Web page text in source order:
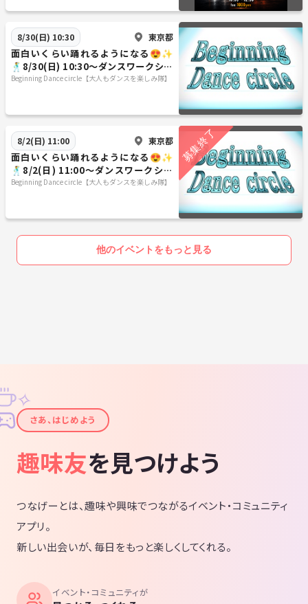
8/30(日) 10:30 東京都
面白いくらい踊れるようになる😍✨
🕺8/30(日) 10:30〜ダンスワークショ
ップ
Beginning Dance circle【大人もダンスを楽しみ隊】
8/2(日) 11:00 東京都
面白いくらい踊れるようになる😍✨
🕺8/2(日) 11:00〜ダンスワークショ
ップ
Beginning Dance circle【大人もダンスを楽しみ隊】
他のイベントをもっと見る
✦
✧
さあ、はじめよう
趣味友を見つけよう
つなげーとは、趣味や興味でつながるイベント・コミュニティ
アプリ。
新しい出会いが、毎日をもっと楽しくしてくれる。
イベント・コミュニティが